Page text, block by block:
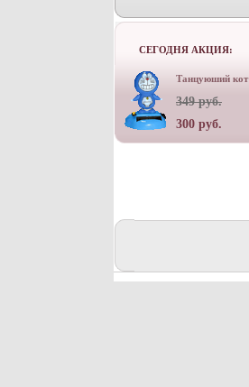
СЕГОДНЯ АКЦИЯ:
Танцуюший кот
349 руб.
300 руб.